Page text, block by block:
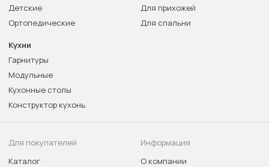
Детские
Ортопедические
Для прихожей
Для спальни
Кухни
Гарнитуры
Модульные
Кухонные столы
Конструктор кухонь
Для покупателей
Каталог
Информация
О компании